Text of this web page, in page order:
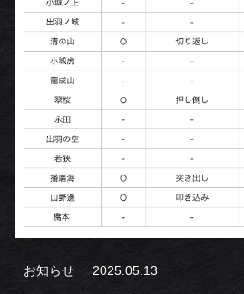
お知らせ 2025.05.13